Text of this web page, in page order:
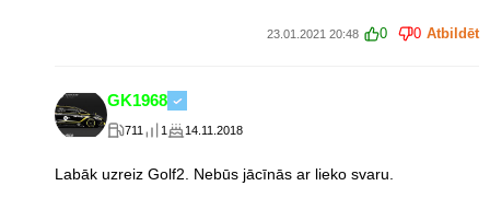
23.01.2021 20:48 0 0 Atbildēt
GK1968
711 1 14.11.2018
Labāk uzreiz Golf2. Nebūs jācīnās ar lieko svaru.